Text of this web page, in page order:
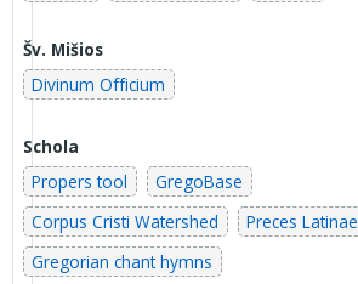
Šv. Mišios
Divinum Officium
Schola
Propers tool
GregoBase
Corpus Cristi Watershed
Preces Latinae
Gregorian chant hymns